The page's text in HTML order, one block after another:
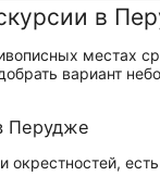
в
местах
вариант
Перудже
окрестностей,